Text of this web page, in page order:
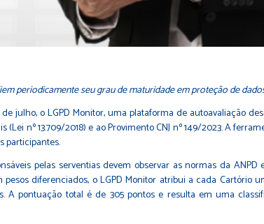
periodicamente seu grau de maturidade em proteção de
julho, o LGPD Monitor, uma plataforma de autoavaliação
nº 13.709/2018) e ao Provimento CNJ nº 149/2023. A
participantes.
pelas serventias devem observar as normas da
diferenciados, o LGPD Monitor atribui a cada Cartório
pontuação total é de 305 pontos e resulta em uma